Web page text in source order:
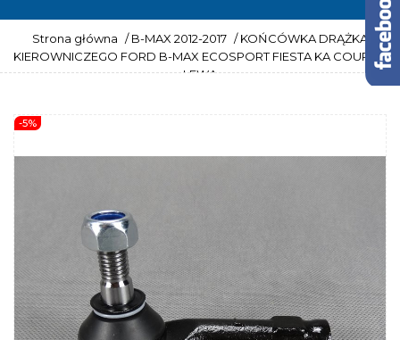
Strona główna / B-MAX 2012-2017 / KOŃCÓWKA DRĄŻKA
KIEROWNICZEGO FORD B-MAX ECOSPORT FIESTA KA COURIER
LEWA
-5%